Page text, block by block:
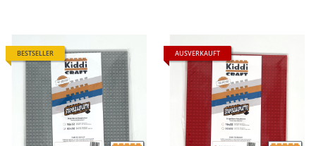
BESTSELLER AUSVERKAUFT